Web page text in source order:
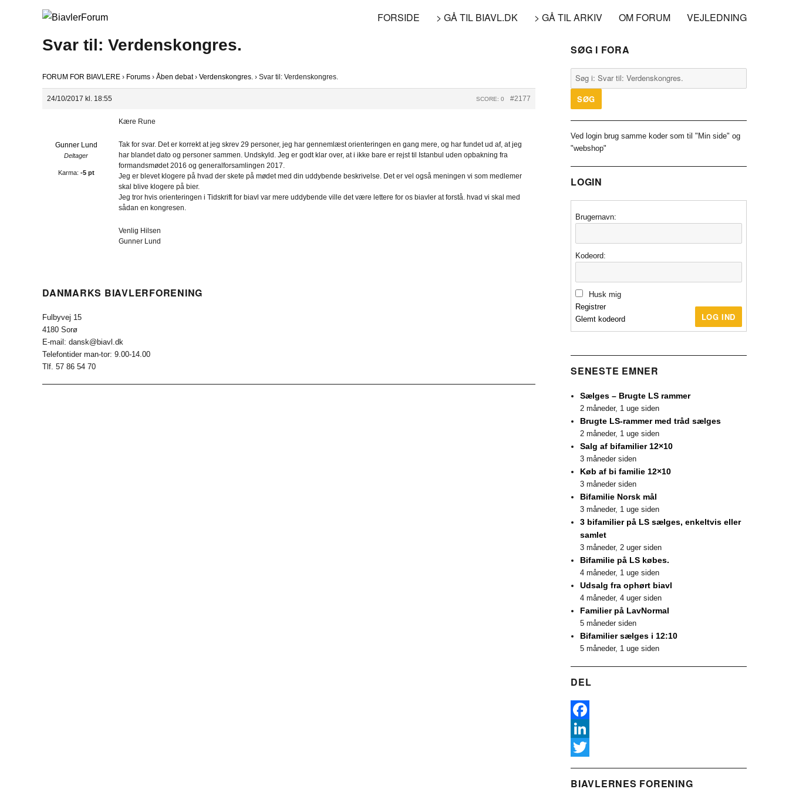
FORSIDE > GÅ TIL BIAVL.DK > GÅ TIL ARKIV OM FORUM VEJLEDNING
Svar til: Verdenskongres.
FORUM FOR BIAVLERE › Forums › Åben debat › Verdenskongres. › Svar til: Verdenskongres.
24/10/2017 kl. 18:55 #2177
SCORE: 0
Gunner Lund
Deltager
Karma: -5 pt
Kære Rune
Tak for svar. Det er korrekt at jeg skrev 29 personer, jeg har gennemlæst orienteringen en gang mere, og har fundet ud af, at jeg
har blandet dato og personer sammen. Undskyld. Jeg er godt klar over, at i ikke bare er rejst til Istanbul uden opbakning fra
formandsmødet 2016 og generalforsamlingen 2017.
Jeg er blevet klogere på hvad der skete på mødet med din uddybende beskrivelse. Det er vel også meningen vi som medlemer
skal blive klogere på bier.
Jeg tror hvis orienteringen i Tidskrift for biavl var mere uddybende ville det være lettere for os biavler at forstå. hvad vi skal med
sådan en kongresen.
Venlig Hilsen
Gunner Lund
DANMARKS BIAVLERFORENING
Fulbyvej 15
4180 Sorø
E-mail: dansk@biavl.dk
Telefontider man-tor: 9.00-14.00
Tlf. 57 86 54 70
SØG I FORA
Ved login brug samme koder som til "Min side" og
"webshop"
LOGIN
Brugernavn:
Kodeord:
Husk mig
LOG IND
Registrer
Glemt kodeord
SENESTE EMNER
Sælges – Brugte LS rammer
2 måneder, 1 uge siden
Brugte LS-rammer med tråd sælges
2 måneder, 1 uge siden
Salg af bifamilier 12×10
3 måneder siden
Køb af bi familie 12×10
3 måneder siden
Bifamilie Norsk mål
3 måneder, 1 uge siden
3 bifamilier på LS sælges, enkeltvis eller
samlet
3 måneder, 2 uger siden
Bifamilie på LS købes.
4 måneder, 1 uge siden
Udsalg fra ophørt biavl
4 måneder, 4 uger siden
Familier på LavNormal
5 måneder siden
Bifamilier sælges i 12:10
5 måneder, 1 uge siden
DEL
F
a
e
L
nw
BIAVLERNES FORENING